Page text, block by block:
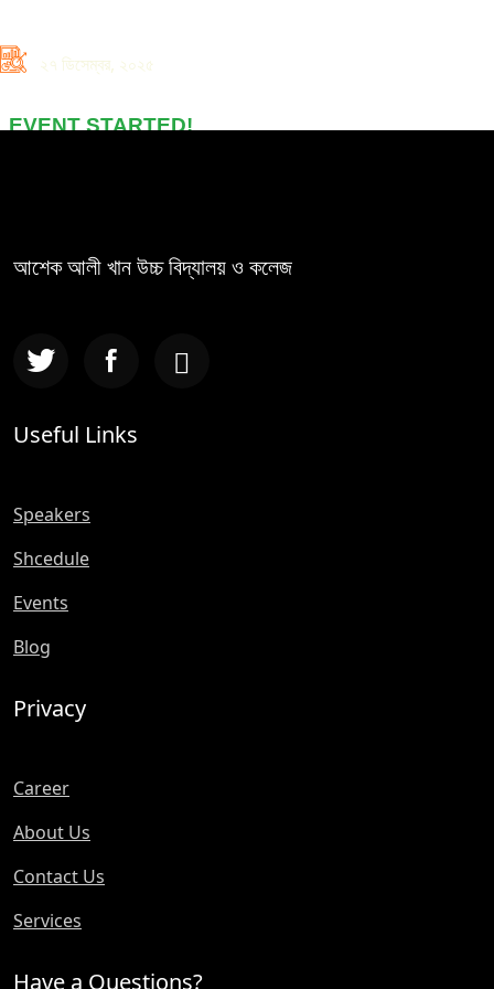
২৭ ডিসেম্বর, ২০২৫
EVENT STARTED!
আশেক আলী খান উচ্চ বিদ্যালয় ও কলেজ
Useful Links
Speakers
Shcedule
Events
Blog
Privacy
Career
About Us
Contact Us
Services
Have a Questions?